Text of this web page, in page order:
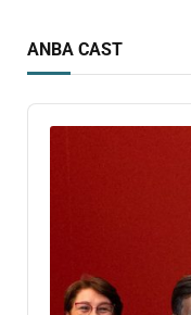
ANBA CAST
Audio
Player